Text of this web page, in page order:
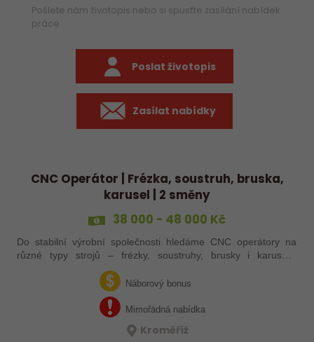
Pošlete nám životopis nebo si spusťte zasílání nabídek
práce
Poslat životopis
Zasílat nabídky
CNC Operátor | Frézka, soustruh, bruska,
karusel | 2 směny
38 000 - 48 000 Kč
Do stabilní výrobní společnosti hledáme CNC operátory na
různé typy strojů – frézky, soustruhy, brusky i karusely.
Uplatnění u nás najdou zkušení obráběči i absolventi
technických oborů, kteří se…Náborový bonus
Mimořádná nabídka
Kroměříž